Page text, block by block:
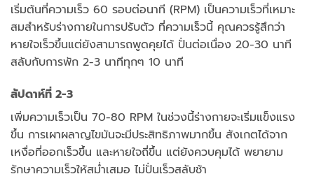
เริ่มต้นที่ความเร็ว 60 รอบต่อนาที (RPM) เป็นความเร็วที่เหมาะ
สมสำหรับร่างกายในการปรับตัว ที่ความเร็วนี้ คุณควรรู้สึกว่า
หายใจเร็วขึ้นแต่ยังสามารถพูดคุยได้ ปั่นต่อเนื่อง 20-30 นาที
สลับกับการพัก 2-3 นาทีทุกๆ 10 นาที
สัปดาห์ที่ 2-3
เพิ่มความเร็วเป็น 70-80 RPM ในช่วงนี้ร่างกายจะเริ่มแข็งแรง
ขึ้น การเผาผลาญไขมันจะมีประสิทธิภาพมากขึ้น สังเกตได้จาก
เหงื่อที่ออกเร็วขึ้น และหายใจถี่ขึ้น แต่ยังควบคุมได้ พยายาม
รักษาความเร็วให้สม่ำเสมอ ไม่ปั่นเร็วสลับช้า